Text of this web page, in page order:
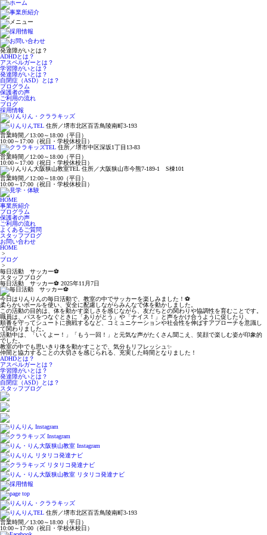
発達障がいとは？
ADHDとは？
アスペルガーとは？
学習障がいとは？
発達障がいとは？
自閉症（ASD）とは？
プログラム
保護者の声
ご利用の流れ
ブログ
採用情報
住所／堺市北区百舌鳥陵南町3-193
営業時間／13:00～18:00（平日）
10:00～17:00（祝日・学校休校日）
住所／堺市中区深坂1丁目13-83
営業時間／12:00～18:00（平日）
10:00～17:00（祝日・学校休校日）
住所／大阪狭山市今熊7-189-1 S棟101
営業時間／12:00～18:00（平日）
10:00～17:00（祝日・学校休校日）
HOME
事業所紹介
プログラム
保護者の声
ご利用の流れ
よくあるご質問
スタッフブログ
お問い合わせ
HOME
>
ブログ
>
毎日活動 サッカー⚽️
スタッフブログ
毎日活動 サッカー⚽️ 2025年11月7日
今日はりんりんの毎日活動で、教室の中でサッカーを楽しみました！⚽
柔らかいボールを使い、安全に配慮しながらみんなで体を動かしました。
この活動の目的は、体を動かす楽しさを感じながら、友だちとの関わりや協調性を育むことです。
職員は、パスをつなぐときに「ありがとう」や「ナイス！」と声をかけ合うように促したり、
順番を守ってシュートに挑戦するなど、コミュニケーションや社会性を伸ばすアプローチを意識し
て関わりました。
活動中は、「いくよー！」「もう一回！」と元気な声がたくさん聞こえ、笑顔で楽しむ姿が印象的
でした。
教室の中でも思いきり体を動かすことで、気分もリフレッシュ✨
仲間と協力することの大切さを感じられる、充実した時間となりました！
ADHDとは？
アスペルガーとは？
学習障がいとは？
発達障がいとは？
自閉症（ASD）とは？
スタッフブログ
住所／堺市北区百舌鳥陵南町3-193
営業時間／13:00～18:00（平日）
10:00～17:00（祝日・学校休校日）